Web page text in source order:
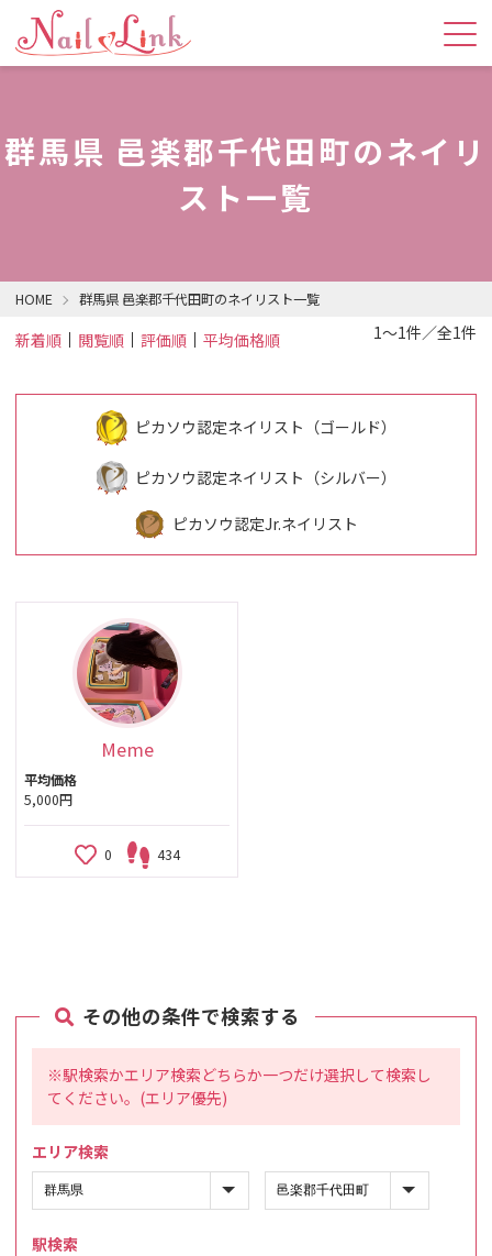
群馬県 邑楽郡千代田町のネイリ
スト一覧
HOME 群馬県 邑楽郡千代田町のネイリスト一覧
新着順 閲覧順 評価順 平均価格順 1～1件／全1件
ピカソウ認定ネイリスト（ゴールド）
ピカソウ認定ネイリスト（シルバー）
ピカソウ認定Jr.ネイリスト
Meme
平均価格
5,000円
0 434
その他の条件で検索する
※駅検索かエリア検索どちらか一つだけ選択して検索し
てください。(エリア優先)
エリア検索
駅検索